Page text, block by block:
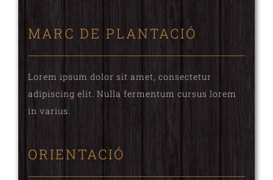
MARC DE PLANTACIÓ
Lorem ipsum dolor sit amet, consectetur
adipiscing elit. Nulla fermentum cursus lorem
in varius.
ORIENTACIÓ